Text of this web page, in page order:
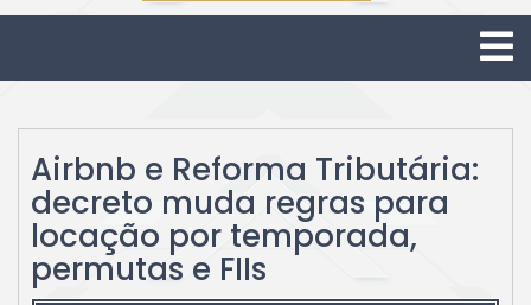
Airbnb e Reforma Tributária:
decreto muda regras para
locação por temporada,
permutas e FIIs